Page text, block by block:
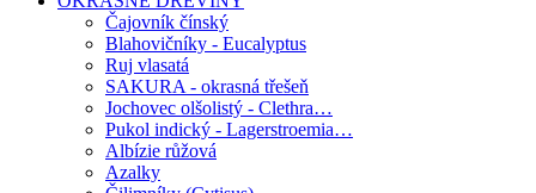
Čajovník čínský
Blahovičníky - Eucalyptus
Ruj vlasatá
SAKURA - okrasná třešeň
Jochovec olšolistý - Clethra…
Pukol indický - Lagerstroemia…
Albízie růžová
Azalky